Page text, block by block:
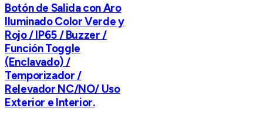
Botón de Salida con Aro
Iluminado Color Verde y
Rojo / IP65 / Buzzer /
Función Toggle
(Enclavado) /
Temporizador /
Relevador NC/NO/ Uso
Exterior e Interior.